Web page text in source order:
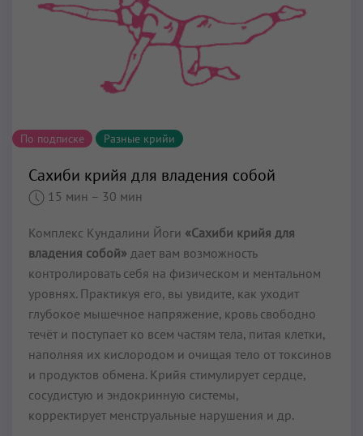
По подписке Разные крийи
Сахиби крийя для владения собой
15 мин – 30 мин
Комплекс Кундалини Йоги «Сахиби крийя для
владения собой» дает вам возможность
контролировать себя на физическом и ментальном
уровнях. Практикуя его, вы увидите, как уходит
глубокое мышечное напряжение, кровь свободно
те­чёт и поступает ко всем частям тела, питая клетки,
наполняя их кислородом и очищая тело от токсинов
и продуктов обмена. Крийя стимулирует сердце,
сосудистую и эндо­кринную системы,
корректирует менструаль­ные нарушения и др.